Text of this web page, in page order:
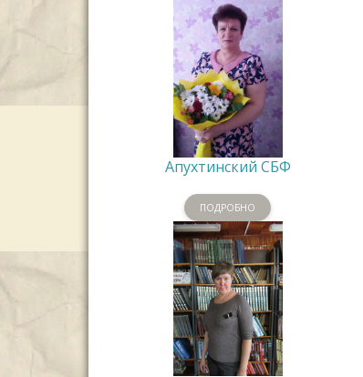
Апухтинский СБФ
ПОДРОБНО